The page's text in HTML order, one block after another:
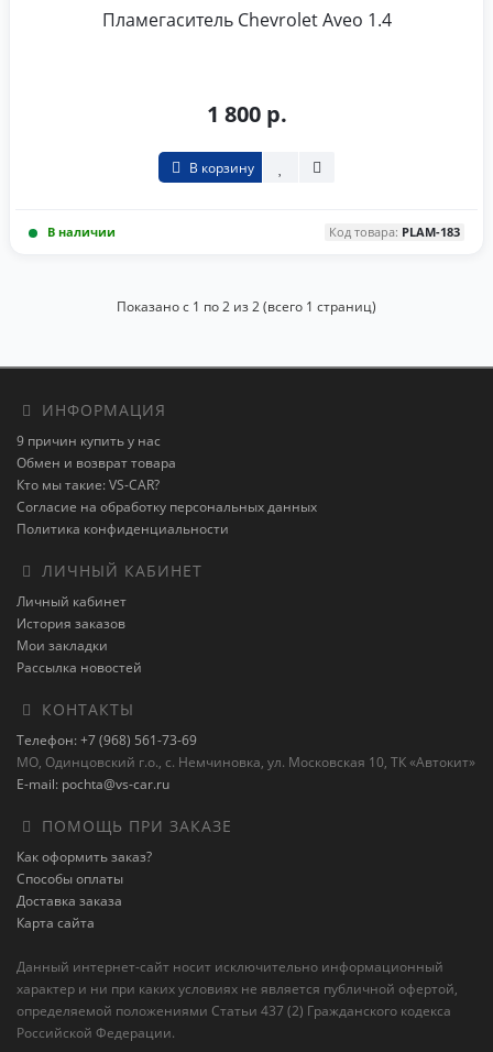
Пламегаситель Chevrolet Aveo 1.4
1 800 р.
В корзину
В наличии Код товара: PLAM-183
Показано с 1 по 2 из 2 (всего 1 страниц)
ИНФОРМАЦИЯ
9 причин купить у нас
Обмен и возврат товара
Кто мы такие: VS-CAR?
Согласие на обработку персональных данных
Политика конфиденциальности
ЛИЧНЫЙ КАБИНЕТ
Личный кабинет
История заказов
Мои закладки
Рассылка новостей
КОНТАКТЫ
Телефон: +7 (968) 561-73-69
МО, Одинцовский г.о., с. Немчиновка, ул. Московская 10, ТК «Автокит»
E-mail: pochta@vs-car.ru
ПОМОЩЬ ПРИ ЗАКАЗЕ
Как оформить заказ?
Способы оплаты
Доставка заказа
Карта сайта
Данный интернет-сайт носит исключительно информационный
характер и ни при каких условиях не является публичной офертой,
определяемой положениями Статьи 437 (2) Гражданского кодекса
Российской Федерации.